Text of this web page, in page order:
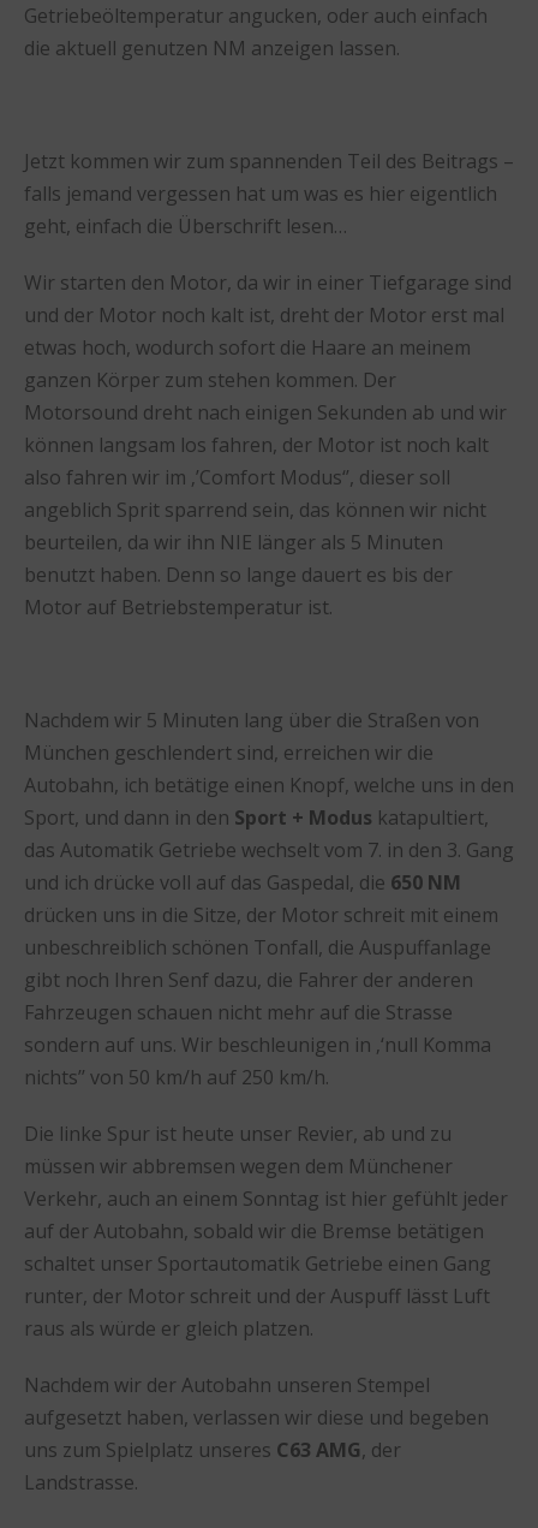
Getriebeöltemperatur angucken, oder auch einfach
die aktuell genutzen NM anzeigen lassen.
Jetzt kommen wir zum spannenden Teil des Beitrags –
falls jemand vergessen hat um was es hier eigentlich
geht, einfach die Überschrift lesen…
Wir starten den Motor, da wir in einer Tiefgarage sind
und der Motor noch kalt ist, dreht der Motor erst mal
etwas hoch, wodurch sofort die Haare an meinem
ganzen Körper zum stehen kommen. Der
Motorsound dreht nach einigen Sekunden ab und wir
können langsam los fahren, der Motor ist noch kalt
also fahren wir im ‚’Comfort Modus‘’, dieser soll
angeblich Sprit sparrend sein, das können wir nicht
beurteilen, da wir ihn NIE länger als 5 Minuten
benutzt haben. Denn so lange dauert es bis der
Motor auf Betriebstemperatur ist.
Nachdem wir 5 Minuten lang über die Straßen von
München geschlendert sind, erreichen wir die
Autobahn, ich betätige einen Knopf, welche uns in den
Sport, und dann in den Sport + Modus katapultiert,
das Automatik Getriebe wechselt vom 7. in den 3. Gang
und ich drücke voll auf das Gaspedal, die 650 NM
drücken uns in die Sitze, der Motor schreit mit einem
unbeschreiblich schönen Tonfall, die Auspuffanlage
gibt noch Ihren Senf dazu, die Fahrer der anderen
Fahrzeugen schauen nicht mehr auf die Strasse
sondern auf uns. Wir beschleunigen in ‚‘null Komma
nichts’’ von 50 km/h auf 250 km/h.
Die linke Spur ist heute unser Revier, ab und zu
müssen wir abbremsen wegen dem Münchener
Verkehr, auch an einem Sonntag ist hier gefühlt jeder
auf der Autobahn, sobald wir die Bremse betätigen
schaltet unser Sportautomatik Getriebe einen Gang
runter, der Motor schreit und der Auspuff lässt Luft
raus als würde er gleich platzen.
Nachdem wir der Autobahn unseren Stempel
aufgesetzt haben, verlassen wir diese und begeben
uns zum Spielplatz unseres C63 AMG, der
Landstrasse.